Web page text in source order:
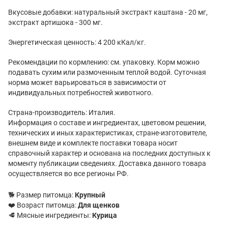
Вкусовые добавки: натуральный экстракт каштана - 20 мг,
экстракт артишока - 300 мг.
Энергетическая ценность: 4 200 кКал/кг.
Рекомендации по кормлению: см. упаковку. Корм можно
подавать сухим или размоченным теплой водой. Суточная
норма может варьироваться в зависимости от
индивидуальных потребностей животного.
Страна-производитель: Италия.
Информация о составе и ингредиентах, цветовом решении,
технических и иных характеристиках, стране-изготовителе,
внешнем виде и комплекте поставки товара носит
справочный характер и основана на последних доступных к
моменту публикации сведениях. Доставка данного товара
осуществляется во все регионы РФ.
🐕 Размер питомца: Крупный
❤️ Возраст питомца:Для щенков
🥩 Мясные ингредиенты: Курица